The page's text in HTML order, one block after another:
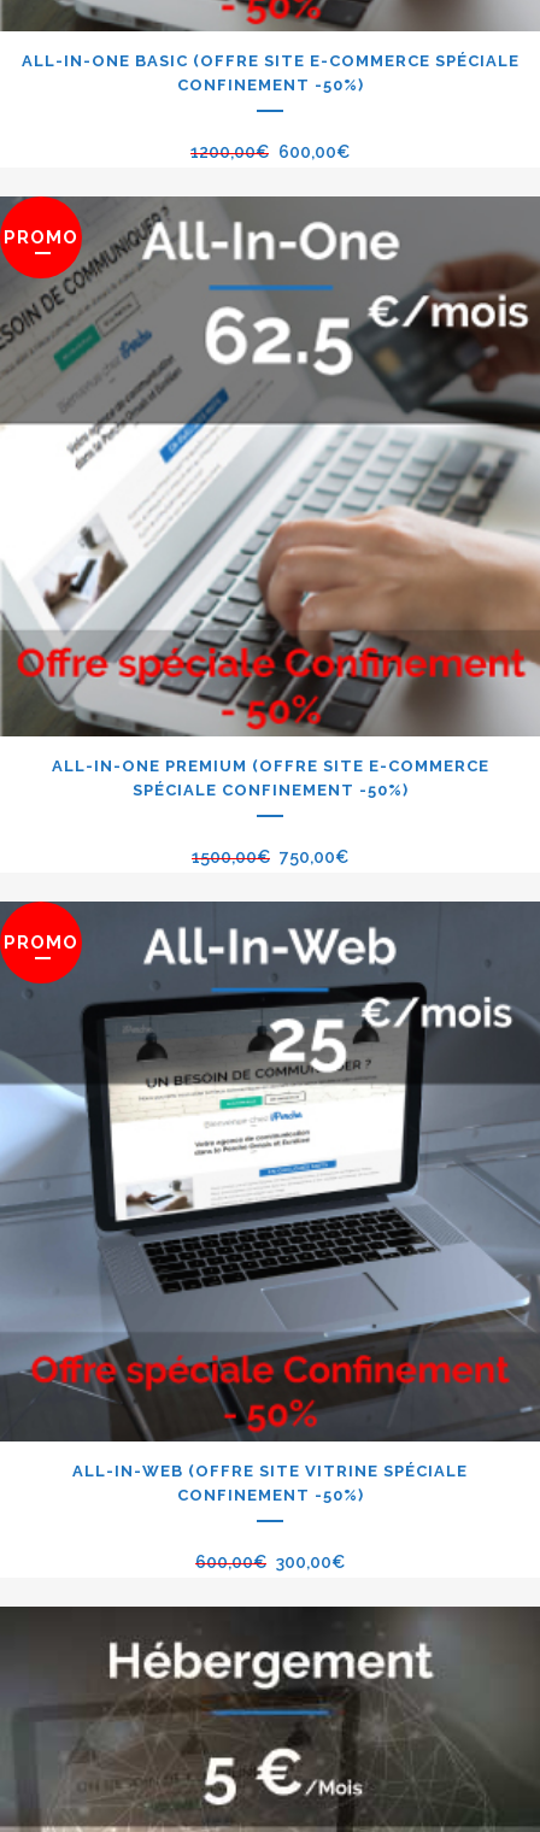
ALL-IN-ONE BASIC (OFFRE SITE E-COMMERCE SPÉCIALE
CONFINEMENT -50%)
1200,00€ 600,00€
PROMO
ALL-IN-ONE PREMIUM (OFFRE SITE E-COMMERCE
SPÉCIALE CONFINEMENT -50%)
1500,00€ 750,00€
PROMO
ALL-IN-WEB (OFFRE SITE VITRINE SPÉCIALE
CONFINEMENT -50%)
600,00€ 300,00€